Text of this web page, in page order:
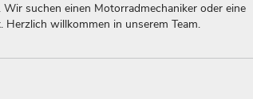
suchen einen Motorradmechaniker oder eine
willkommen in unserem Team.